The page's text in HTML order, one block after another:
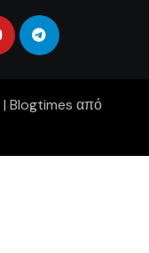
| Blogtimes από